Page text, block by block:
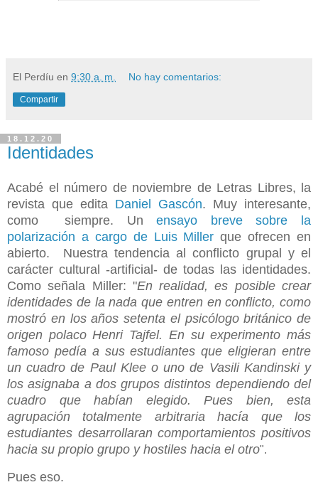
El Perdíu en 9:30 a. m. No hay comentarios:
Compartir
18.12.20
Identidades
Acabé el número de noviembre de Letras Libres, la
revista que edita Daniel Gascón. Muy interesante,
como siempre. Unensayo breve sobre la
polarización a cargo de Luis Miller que ofrecen en
abierto. Nuestra tendencia al conflicto grupal y el
carácter cultural -artificial- de todas las identidades.
Como señala Miller: "En realidad, es posible crear
identidades de la nada que entren en conflicto, como
mostró en los años setenta el psicólogo británico de
origen polaco Henri Tajfel. En su experimento más
famoso pedía a sus estudiantes que eligieran entre
un cuadro de Paul Klee o uno de Vasili Kandinski y
los asignaba a dos grupos distintos dependiendo del
cuadro que habían elegido. Pues bien, esta
agrupación totalmente arbitraria hacía que los
estudiantes desarrollaran comportamientos positivos
hacia su propio grupo y hostiles hacia el otro".
Pues eso.